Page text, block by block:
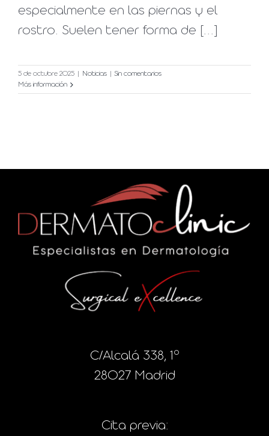
especialmente en las piernas y el
rostro. Suelen tener forma de [...]
5 de octubre 2025 Noticias
Sin comentarios
Más información
C/Alcalá 338, 1º
28027 Madrid
Cita previa: